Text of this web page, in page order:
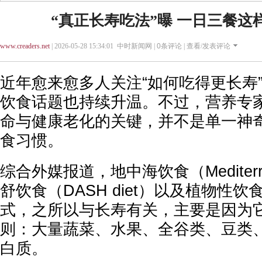
“真正长寿吃法”曝 一日三餐这
www.creaders.net| 2026-05-28 15:34:01 中时新闻网 | 0条评论 | 查看/发表评论
近年愈来愈多人关注“如何吃得更长
饮食话题也持续升温。不过，营养专
命与健康老化的关键，并不是单一神
食习惯。
综合外媒报道，地中海饮食（
舒饮食（DASH diet）以及植物性饮
式，之所以与长寿有关，主要是因为
则：大量蔬菜、水果、全谷类、豆类
白质。